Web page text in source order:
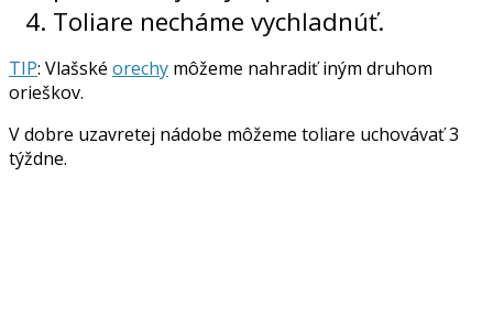
Toliare necháme vychladnúť.
TIP: Vlašské orechy môžeme nahradiť iným druhom
orieškov.
V dobre uzavretej nádobe môžeme toliare uchovávať 3
týždne.